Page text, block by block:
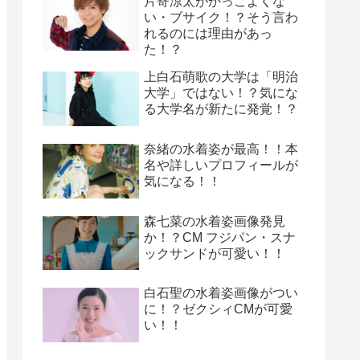
い・ブサイク！？そう言わ
れるのには理由があっ
た！？
上白石萌歌の大学は「明治
大学」ではない！？気にな
る大学名が新たに発覚！？
奈緒の水着姿が最高！！本
名や詳しいプロフィールが
気になる！！
森七菜の水着姿画像発見
か！？CM フジパン・スナ
ックサンドが可愛い！！
白石聖の水着姿画像がつい
に！？ゼクシィCMが可愛
い！！